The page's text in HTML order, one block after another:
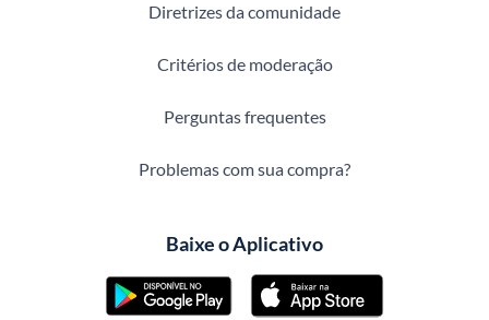
Diretrizes da comunidade
Critérios de moderação
Perguntas frequentes
Problemas com sua compra?
Baixe o Aplicativo